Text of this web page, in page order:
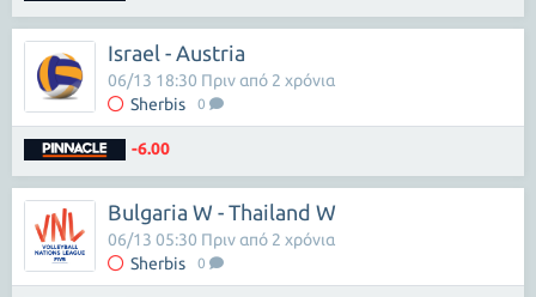
Israel - Austria
Sherbis 0
06/13 18:30 Πριν από 2 χρόνια
-6.00
Bulgaria W - Thailand W
Sherbis 0
06/13 05:30 Πριν από 2 χρόνια